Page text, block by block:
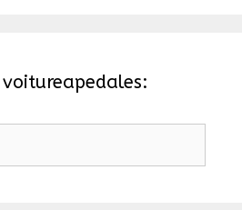
voitureapedales: